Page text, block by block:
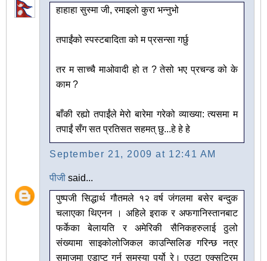
हाहाहा सुस्मा जी, रमाइलो कुरा भन्नुभो
तपाईंको स्पस्टबादिता को म प्रसन्सा गर्छु
तर म साच्चै माओवादी हो त ? तेसो भए प्रचन्ड को के
काम ?
बाँकी रह्यो तपाईंले मेरो बारेमा गरेको व्याख्या: त्यसमा म
तपाईं सँग सत प्रतिसत सहमत् छु...हे हे हे
September 21, 2009 at 12:41 AM
पीजी said...
पुष्पजी सिद्धार्थ गौतमले १२ वर्ष जंगलमा बसेर बन्दुक
चलाएका थिएनन । अहिले इराक र अफगानिस्तानबाट
फर्केका बेलायति र अमेरिकी सैनिकहरुलाई ठुलो
संख्यामा साइकोलोजिकल काउन्सिलिङ गरिन्छ नत्र
समाजमा एडाप्ट गर्न समस्या पर्यो रे। एउटा एक्सट्रिम